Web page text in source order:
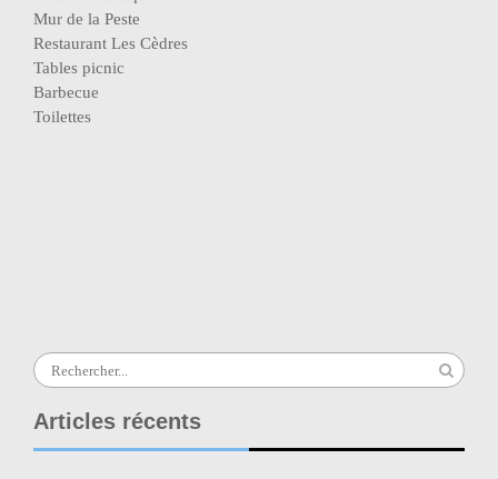
Mur de la Peste
Restaurant Les Cèdres
Tables picnic
Barbecue
Toilettes
Search
for:
Articles récents